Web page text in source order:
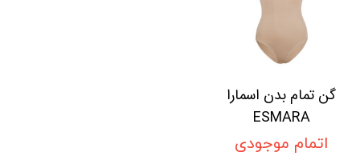
گن تمام بدن اسمارا
ESMARA
اتمام موجودی